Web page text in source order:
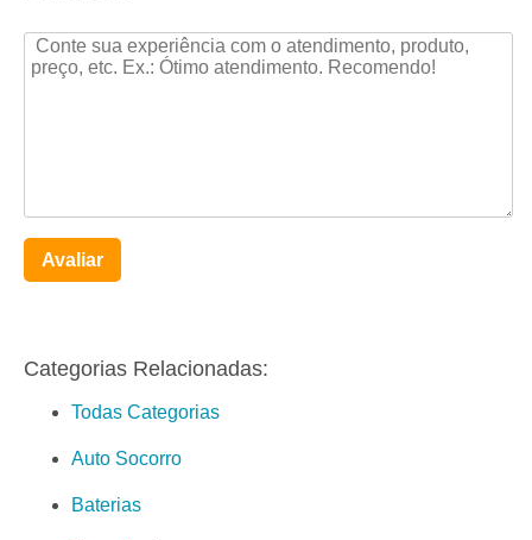
Avaliar
Categorias Relacionadas:
Todas Categorias
Auto Socorro
Baterias